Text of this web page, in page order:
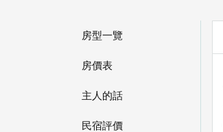
房型一覽
房價表
主人的話
民宿評價